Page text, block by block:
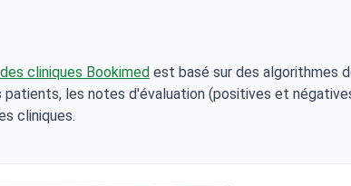
cliniques Bookimed est basé sur des algorithmes
patients, les notes d'évaluation (positives et
cliniques.